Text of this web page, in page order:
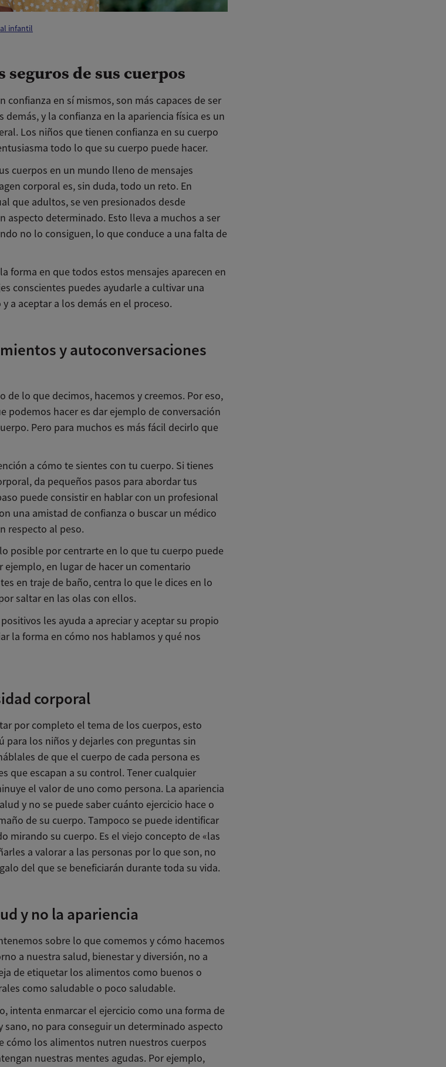
infantil
seguros de sus cuerpos
confianza en sí mismos, son más capaces de ser
demás, y la confianza en la apariencia física es un
Los niños que tienen confianza en su cuerpo
todo lo que su cuerpo puede hacer.
cuerpos en un mundo lleno de mensajes
corporal es, sin duda, todo un reto. En
que adultos, se ven presionados desde
aspecto determinado. Esto lleva a muchos a ser
no lo consiguen, lo que conduce a una falta de
forma en que todos estos mensajes aparecen en
conscientes puedes ayudarle a cultivar una
a aceptar a los demás en el proceso.
y autoconversaciones
de lo que decimos, hacemos y creemos. Por eso,
podemos hacer es dar ejemplo de conversación
Pero para muchos es más fácil decirlo que
a cómo te sientes con tu cuerpo. Si tienes
da pequeños pasos para abordar tus
puede consistir en hablar con un profesional
una amistad de confianza o buscar un médico
respecto al peso.
posible por centrarte en lo que tu cuerpo puede
ejemplo, en lugar de hacer un comentario
en traje de baño, centra lo que le dices en lo
saltar en las olas con ellos.
les ayuda a apreciar y aceptar su propio
la forma en cómo nos hablamos y qué nos
corporal
por completo el tema de los cuerpos, esto
para los niños y dejarles con preguntas sin
de que el cuerpo de cada persona es
que escapan a su control. Tener cualquier
el valor de uno como persona. La apariencia
y no se puede saber cuánto ejercicio hace o
de su cuerpo. Tampoco se puede identificar
mirando su cuerpo. Es el viejo concepto de «las
a valorar a las personas por lo que son, no
del que se beneficiarán durante toda su vida.
y no la apariencia
sobre lo que comemos y cómo hacemos
a nuestra salud, bienestar y diversión, no a
de etiquetar los alimentos como buenos o
como saludable o poco saludable.
intenta enmarcar el ejercicio como una forma de
sano, no para conseguir un determinado aspecto
cómo los alimentos nutren nuestros cuerpos
nuestras mentes agudas. Por ejemplo,